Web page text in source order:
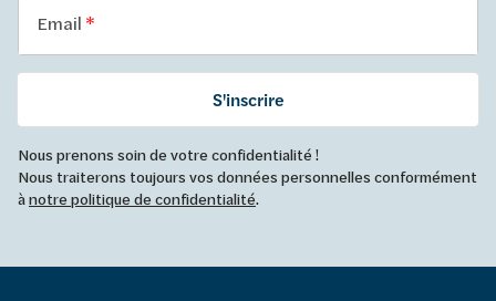
Email
S'inscrire
Nous prenons soin de votre confidentialité !
Nous traiterons toujours vos données personnelles conformément
ànotre politique de confidentialité.